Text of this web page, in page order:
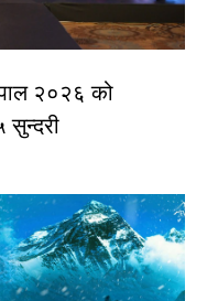
२०२६ को
सुन्दरी